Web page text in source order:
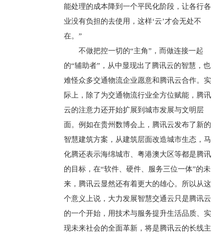
能处理的成本降到一个平民化阶段，让各行各
业没有负担的去使用，这样‘云’才会无处不
在。”
不做把控一切的“主角”，而做连接一起
的“辅助者”，从中显现出了腾讯云的智慧，也
难怪众多交通物流企业愿意和腾讯云合作。实
际上，除了为交通物流行业全方位赋能，腾讯
云的注意力还开始扩展到城市发展与文明层
面。例如在贵州数博会上，腾讯云发布了新的
智慧建筑方案，从建筑层面改造城市生态，马
化腾还表示海绵城市、粤港澳大区等都是腾讯
的目标，在“软件、硬件、服务三位一体”的未
来，腾讯云显然还有着更大的雄心。所以从这
个意义上说，大力发展智慧交通云只是腾讯云
的一个开始，用技术与服务提升生活品质、实
现未来社会的全面革新，将是腾讯云的长线主